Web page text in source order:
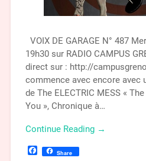
VOIX DE GARAGE N° 487
19h30 sur RADIO CAMPUS
direct sur : http://
commence avec encore avec
de The ELECTRIC MESS «
You », Chronique à…
Continue Reading →
Facebook
Share